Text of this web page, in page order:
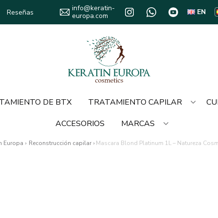
Reseñas
info@keratin-
europa.com
EN
DE BTX TRATAMIENTO CAPILAR
ACCESORIOS
MARCAS
Europa › Reconstrucción capilar › Mascara Blond Platinum 1L – Natureza